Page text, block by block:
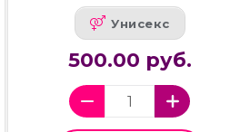
Унисекс
500.00 руб.